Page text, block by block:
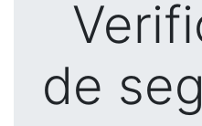
de